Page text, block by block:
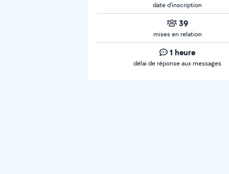
date d’inscription
39
mises en relation
1 heure
délai de réponse aux messages